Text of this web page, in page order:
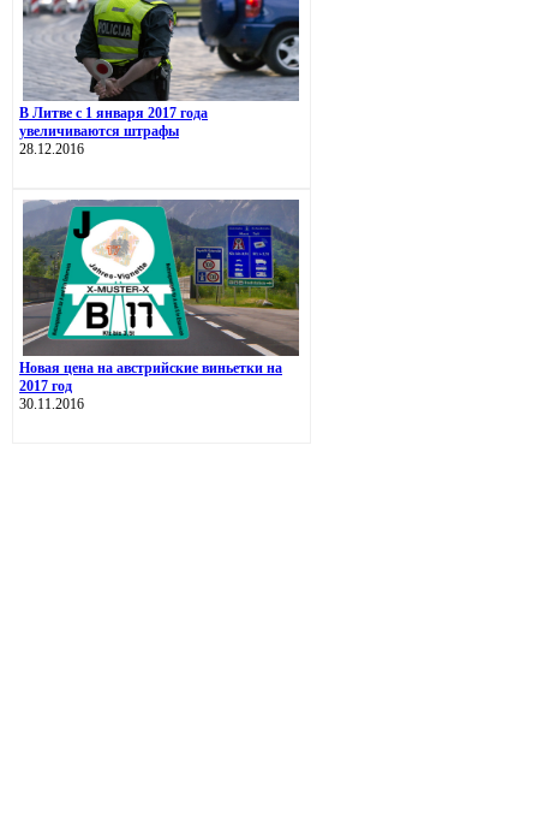
В Литве с 1 января 2017 года
увеличиваются штрафы
28.12.2016
Новая цена на австрийские виньетки на
2017 год
30.11.2016